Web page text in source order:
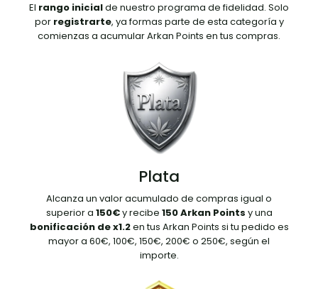
El rango inicialde nuestro programa de fidelidad. Solo
por registrarte, ya formas parte de esta categoría y
comienzas a acumular Arkan Points en tus compras.
Plata
Alcanza un valor acumulado de compras igual o
superior a 150€y recibe 150 Arkan Points y una
bonificación de x1.2en tus Arkan Points si tu pedido es
mayor a 60€, 100€, 150€, 200€ o 250€, según el
importe.